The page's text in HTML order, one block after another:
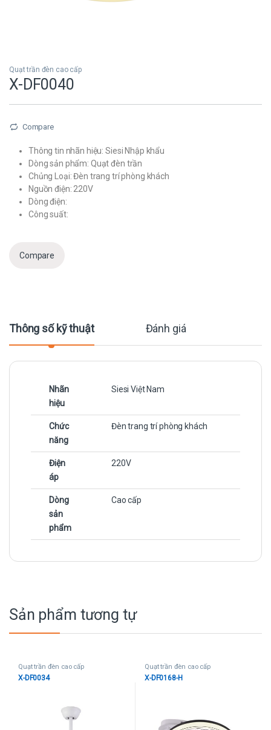
Quạt trần đèn cao cấp
X-DF0040
Compare
Thông tin nhãn hiệu: Siesi Nhập khẩu
Dòng sản phẩm: Quạt đèn trần
Chủng Loại: Đèn trang trí phòng khách
Nguồn điện: 220V
Dòng điện:
Công suất:
Compare
Thông số kỹ thuật Đánh giá
Nhãn
hiệu
Siesi Việt Nam
Chức
năng
Đèn trang trí phòng khách
Điện
áp
220V
Dòng
sản
phẩm
Cao cấp
Sản phẩm tương tự
Quạt trần đèn cao cấp
X-DF0034
Quạt trần đèn cao cấp
X-DF0168-H